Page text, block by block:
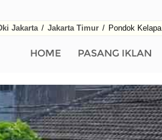
Jakarta / Jakarta Timur / Pondok Kelapa
HOME PASANG IKLAN